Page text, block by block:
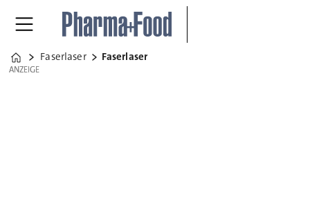
Home
Faserlaser Faserlaser
ANZEIGE
ANZEIGE